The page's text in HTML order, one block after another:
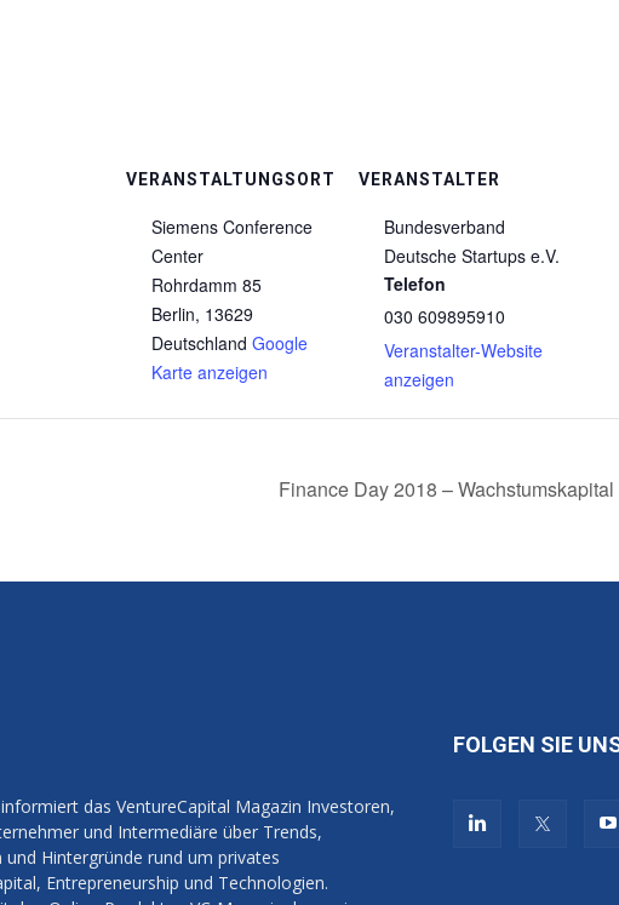
VERANSTALTUNGSORT
Siemens Conference
Center
Rohrdamm 85
Berlin, 13629
Deutschland Google
Karte anzeigen
VERANSTALTER
Bundesverband
Deutsche Startups e.V.
Telefon
030 609895910
Veranstalter-Website
anzeigen
Finance Day 2018 –
das VentureCapital Magazin Investoren,
und Intermediäre über Trends,
und Hintergründe rund um privates
Entrepreneurship und Technologien.
FOLGEN SIE